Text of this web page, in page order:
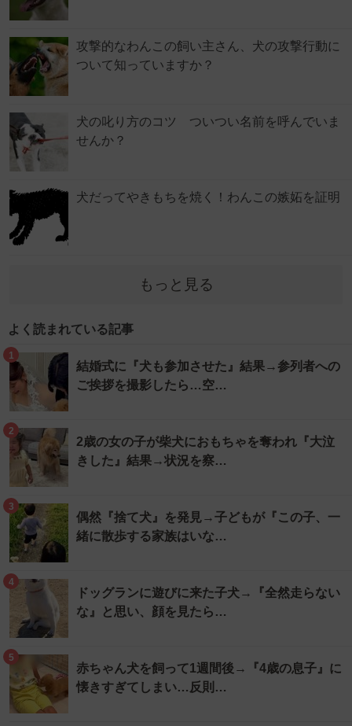
攻撃的なわんこの飼い主さん、犬の攻撃行動に
ついて知っていますか？
犬の叱り方のコツ ついつい名前を呼んでいま
せんか？
犬だってやきもちを焼く！わんこの嫉妬を証明
もっと見る
よく読まれている記事
1
結婚式に『犬も参加させた』結果→参列者への
ご挨拶を撮影したら…空…
2
2歳の女の子が柴犬におもちゃを奪われ『大泣
きした』結果→状況を察…
3
偶然『捨て犬』を発見→子どもが『この子、一
緒に散歩する家族はいな…
4
ドッグランに遊びに来た子犬→『全然走らない
な』と思い、顔を見たら…
5
赤ちゃん犬を飼って1週間後→『4歳の息子』に
懐きすぎてしまい…反則…